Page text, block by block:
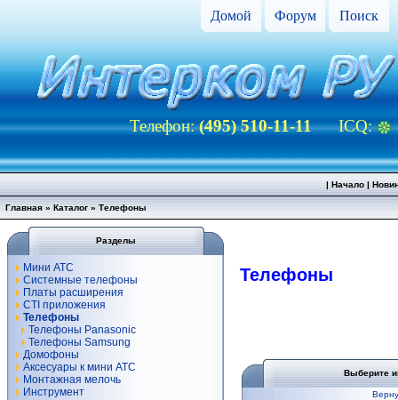
Домой Форум Поиск
Телефон:(495) 510-11-11ICQ:
| Начало|
Главная » Каталог » Телефоны
Разделы
Мини АТС
Системные телефоны
Платы расширения
CTI приложения
Телефоны
Телефоны Panasonic
Телефоны Samsung
Домофоны
Аксесуары к мини АТС
Монтажная мелочь
Инструмент
Телефоны
Выберите